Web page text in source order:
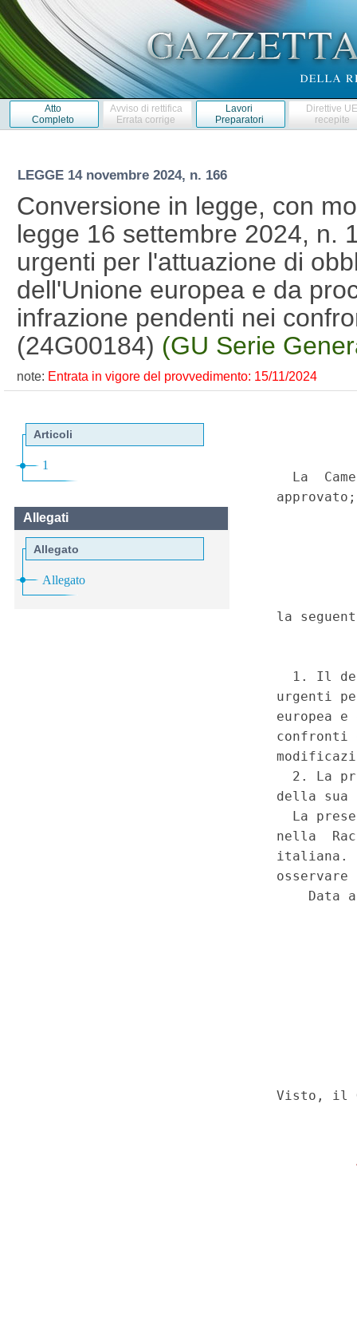
Atto
Completo
Avviso di rettifica
Errata corrige
Lavori
Preparatori
Direttive
recepite
LEGGE 14 novembre 2024, n. 166
Conversione in legge, con
legge 16 settembre 2024, n.
urgenti per l'attuazione di
dell'Unione europea e da
infrazione pendenti nei
(24G00184) (GU Serie
note: Entrata in vigore del provvedimento: 15/11/2024